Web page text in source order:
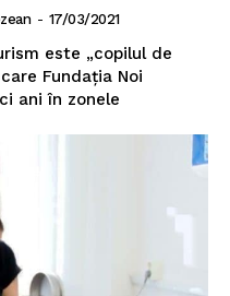
- 17/03/2021
este „copilul de
Fundația Noi
ani în zonele